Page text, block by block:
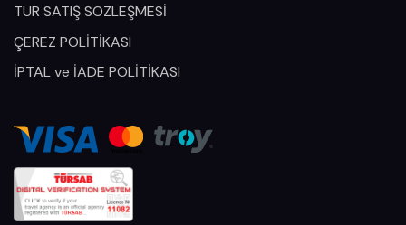
TUR SATIŞ SOZLEŞMESİ
ÇEREZ POLİTİKASI
İPTAL ve İADE POLİTİKASI